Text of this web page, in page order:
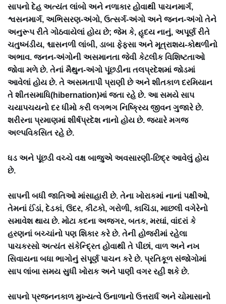
સાપનો દેહ અત્યંત લાંબો અને નળાકાર હોવાથી પાચનમાર્ગ,
શ્વસનમાર્ગ, અભિસરણ-અંગો, ઉત્સર્ગ-અંગો અને જનન-અંગો તેને
અનુરૂપ રીતે ગોઠવાયેલાં હોય છે; જેમ કે, હૃદય નાનું, અપૂર્ણ રીતે
ચતુષ્ખંડીય, શ્ચાસનળી લાંબી, ડાબા ફેફસા અને મૂત્રાશય-કોથળીનો
અભાવ. જનન-અંગોની અસમાનતા જેવી કેટલીક વિશિષ્ટતાઓ
જોવા મળે છે. તેનાં મૈથુન-અંગો પૂંછડીના તલપ્રદેશમાં જોડમાં
આવેલાં હોય છે. તે અસમતાપી પ્રાણી છે અને શીતકાળ દરમિયાન
તે શીતસમાધિ(hibernation)માં જતા રહે છે. આ સમયે સાપ
ચયાપચયનો દર ધીમો કરી લગભગ નિષ્ક્રિય જીવન ગુજારે છે.
શરીરના પ્રમાણમાં શીર્ષપ્રદેશ નાનો હોય છે. જ્યારે મગજ
અલ્પવિકસિત રહે છે.
ધડ અને પૂંછડી વચ્ચે વક્ષ બાજુએ અવસારણી-છિદ્ર આવેલું હોય
છે.
સાપની બધી જાતિઓ માંસાહારી છે. તેના ખોરાકમાં નાનાં પક્ષીઓ,
તેમનાં ઈંડાં, દેડકાં, ઉંદર, કીટકો, ગરોળી, કાચિંડા, માછલી વગેરેનો
સમાવેશ થાય છે. મોટા કદના અજગર, બતક, મરઘાં, વાંદરાં કે
હરણનાં બચ્ચાંનો પણ શિકાર કરે છે. તેની હોજરીમાં રહેલા
પાચકરસો અત્યંત સંકેન્દ્રિત હોવાથી તે પીંછાં, વાળ અને નખ
સિવાયના બધા ભાગોનું સંપૂર્ણ પાચન કરે છે. પ્રતિકૂળ સંજોગોમાં
સાપ લાંબા સમય સુધી ખોરાક અને પાણી વગર રહી શકે છે.
સાપનો પ્રજનનકાળ મુખ્યત્વે ઉનાળાનો ઉત્તરાર્ધ અને ચોમાસાનો